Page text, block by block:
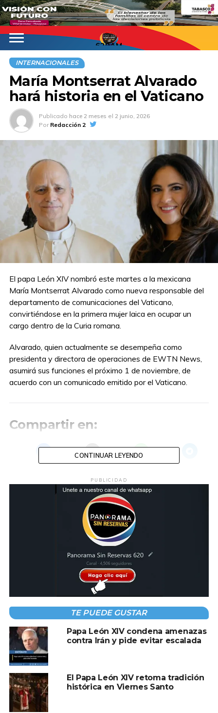
620AM
INTERNACIONALES
María Montserrat Alvarado
hará historia en el Vaticano
Publicado hace 2 meses el 2 junio, 2026
Por Redacción 2
El papa León XIV nombró este martes a la mexicana
María Montserrat Alvarado como nueva responsable del
departamento de comunicaciones del Vaticano,
convirtiéndose en la primera mujer laica en ocupar un
cargo dentro de la Curia romana.
Alvarado, quien actualmente se desempeña como
presidenta y directora de operaciones de EWTN News,
asumirá sus funciones el próximo 1 de noviembre, de
acuerdo con un comunicado emitido por el Vaticano.
Compartir en:
MARIA MONTSERRAT
EEUU intercepta y aborda un buque
vinculado a Irán en el Indopacífico
Inaugura Nayib Bukele el nuevo Hospital
Rosales con tecnología médica de última
CONTINUAR LEYENDO
PUBLICIDAD
TE PUEDE GUSTAR
Papa León XIV condena amenazas
contra Irán y pide evitar escalada
El Papa León XIV retoma tradición
histórica en Viernes Santo